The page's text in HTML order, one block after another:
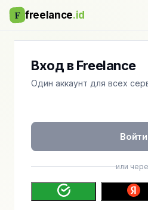
F freelance.id
Вход в Freelance
Один аккаунт для всех
Войти
или